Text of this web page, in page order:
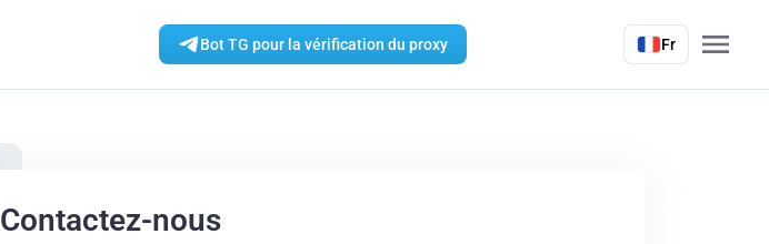
Bot TG pour la vérification du proxy Fr
Contactez-nous